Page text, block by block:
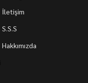
İletişim
S.S.S
Hakkımızda